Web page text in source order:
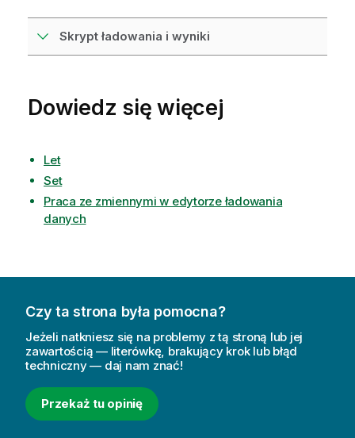
Skrypt ładowania i wyniki
Dowiedz się więcej
Let
Set
Praca ze zmiennymi w edytorze ładowania
danych
Czy ta strona była pomocna?
Jeżeli natkniesz się na problemy z tą stroną lub jej
zawartością — literówkę, brakujący krok lub błąd
techniczny — daj nam znać!
Przekaż tu opinię